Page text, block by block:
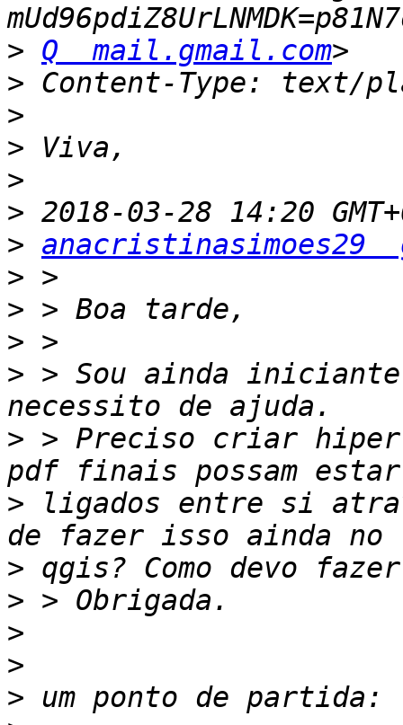
> Q  mail.gmail.com
>
>
>
>
>
> anacristinasimoes29
>
>
>
> > Sou ainda
> > Preciso criar
> ligados entre si
>
>
>
>
>